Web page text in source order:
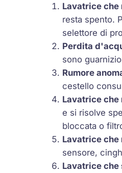
Lavatrice che
resta spento.
selettore di
Perdita
sono
Rumore
cestello
Lavatrice che
e si risolve
bloccata o
Lavatrice
sensore,
Lavatrice che